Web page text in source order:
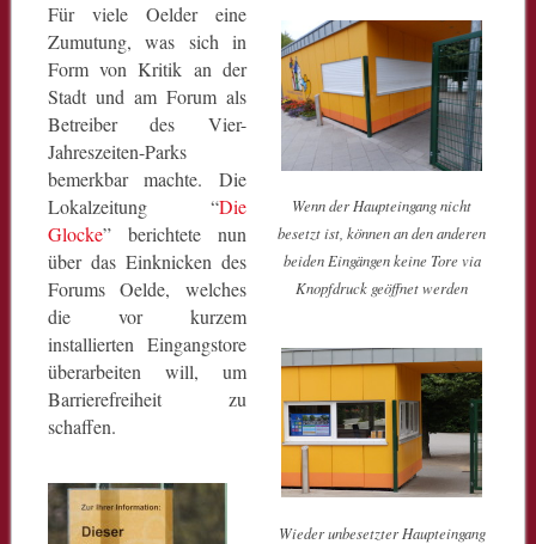
Wenn der Haupteingang nicht
besetzt ist, können an den anderen
beiden Eingängen keine Tore via
Knopfdruck geöffnet werden
Wieder unbesetzter Haupteingang
Für viele Oelder eine
Zumutung, was sich in
Form von Kritik an der
Stadt und am Forum als
Betreiber des Vier-
Jahreszeiten-Parks
bemerkbar machte. Die
Lokalzeitung “Die
Glocke” berichtete nun
über das Einknicken des
Forums Oelde, welches
die vor kurzem
installierten Eingangstore
überarbeiten will, um
Barrierefreiheit zu
schaffen.